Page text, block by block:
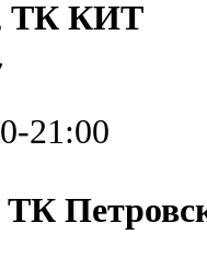
ТК КИТ
21:00
ТК